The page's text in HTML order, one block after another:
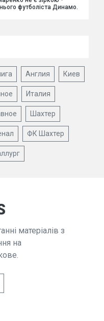
футболіста Динамо.
Англия Киев
Италия
Шахтер
ФК Шахтер
матеріалів з
на